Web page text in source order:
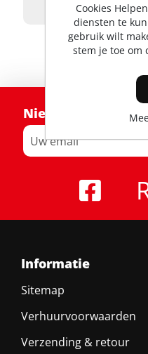
Nieuwsbrief
Informatie
Sitemap
Verhuurvoorwaarden
Verzending & retour
Cookies
diensten te
gebruik wilt
stem je toe om